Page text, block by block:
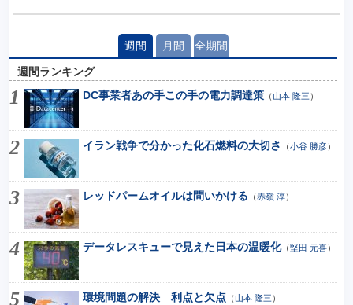
週間 月間 全期間
週間ランキング
DC事業者あの手この手の電力調達策（山本 隆三 ）
イラン戦争で分かった化石燃料の大切さ （小谷 勝彦）
レッドパームオイルは問いかける （赤嶺 淳）
データレスキューで見えた日本の温暖化（堅田 元喜）
環境問題の解決 利点と欠点 （山本 隆三 ）